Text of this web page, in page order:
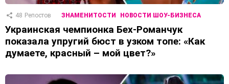
48 Репостов ЗНАМЕНИТОСТИ НОВОСТИ ШОУ-БИЗНЕСА
Украинская чемпионка Бех-Романчук
показала упругий бюст в узком топе: «Как
думаете, красный – мой цвет?»